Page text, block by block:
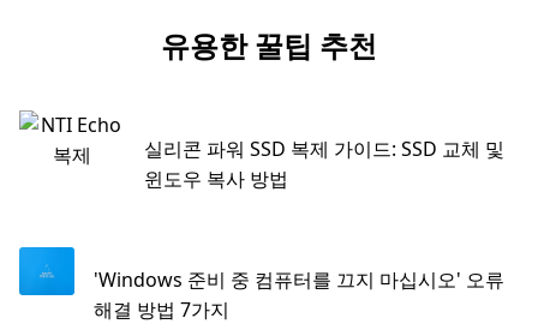
유용한 꿀팁 추천
실리콘 파워 SSD 복제 가이드: SSD 교체 및
윈도우 복사 방법
'Windows 준비 중 컴퓨터를 끄지 마십시오' 오류
해결 방법 7가지